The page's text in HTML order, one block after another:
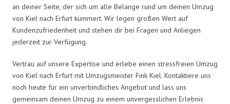
an deiner Seite, der sich um alle Belange rund um deinen Umzug
von Kiel nach Erfurt kümmert. Wir legen großen Wert auf
Kundenzufriedenheit und stehen dir bei Fragen und Anliegen
jederzeit zur Verfügung.
Vertrau auf unsere Expertise und erlebe einen stressfreien Umzug
von Kiel nach Erfurt mit Umzugsmeister Fink Kiel. Kontaktiere uns
noch heute für ein unverbindliches Angebot und lass uns
gemeinsam deinen Umzug zu einem unvergesslichen Erlebnis